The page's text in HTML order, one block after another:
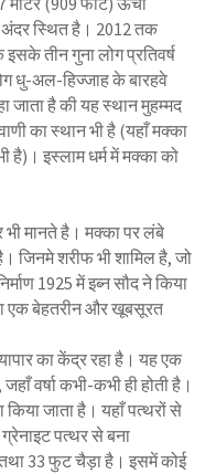
अंदर स्थित है। 2012 तक
तीन गुना लोग प्रतिवर्ष
धु-अल-हिज्जाह के बारहवे
जाता है की यह स्थान मुहम्मद
का स्थान भी है (यहाँ मक्का
है)। इस्लाम धर्म में मक्का को
भी मानते है। मक्का पर लंबे
जिनमे शरीफ भी शामिल है, जो
1925 में इब्न सौद ने किया
एक बेहतरीन और खूबसूरत
का केंद्र रहा है। यह एक
वर्षा कभी-कभी ही होती है।
किया जाता है। यहाँ पत्थरों से
पत्थर से बना
33 फुट चैड़ा है। इसमें कोई